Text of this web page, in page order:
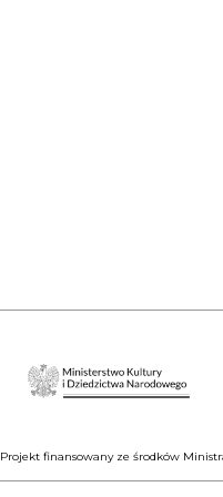
Projekt finansowany ze środków